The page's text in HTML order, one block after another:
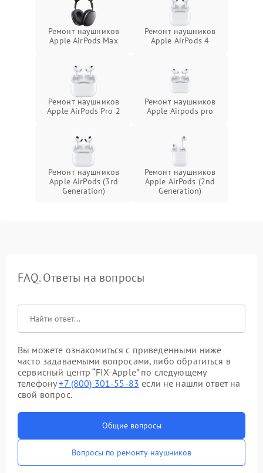
Ремонт наушников
Apple AirPods Max
Ремонт наушников
Apple AirPods 4
Ремонт наушников
Apple AirPods Pro 2
Ремонт наушников
Apple Airpods pro
Ремонт наушников
Apple AirPods (3rd
Generation)
Ремонт наушников
Apple AirPods (2nd
Generation)
FAQ. Ответы на вопросы
Вы можете ознакомиться с приведенными ниже
часто задаваемыми вопросами, либо обратиться в
сервисный центр “FIX-Apple” по следующему
телефону+7 (800) 301-55-83 если не нашли ответ на
свой вопрос.
Общие вопросы
Вопросы по ремонту наушников